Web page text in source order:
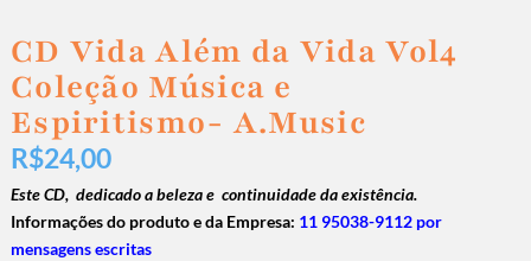
CD Vida Além da Vida Vol4
Coleção Música e
Espiritismo- A.Music
R$24,00
Este CD, dedicado a beleza e continuidade da existência.
Informações do produto e da Empresa: 11 95038-9112 por
mensagens escritas